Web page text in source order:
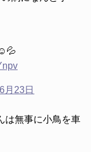
月23日
は無事に小鳥を車